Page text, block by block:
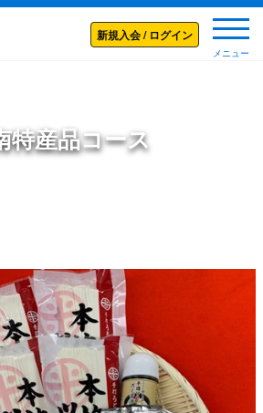
新規入会 / ログイン メ
メニュー
特産品コース